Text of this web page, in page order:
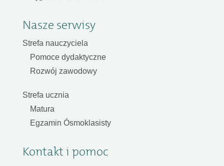
Nasze serwisy
Strefa nauczyciela
Pomoce dydaktyczne
Rozwój zawodowy
Strefa ucznia
Matura
Egzamin Ósmoklasisty
Kontakt i pomoc